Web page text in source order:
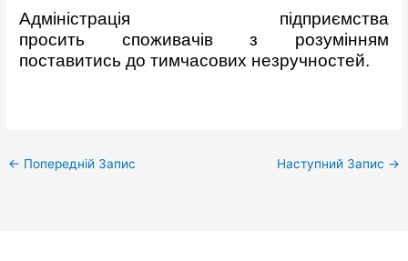
Адміністрація підприємства
просить споживачів з розумінням
поставитись до тимчасових незручностей.
← Попередній Запис Наступний Запис →